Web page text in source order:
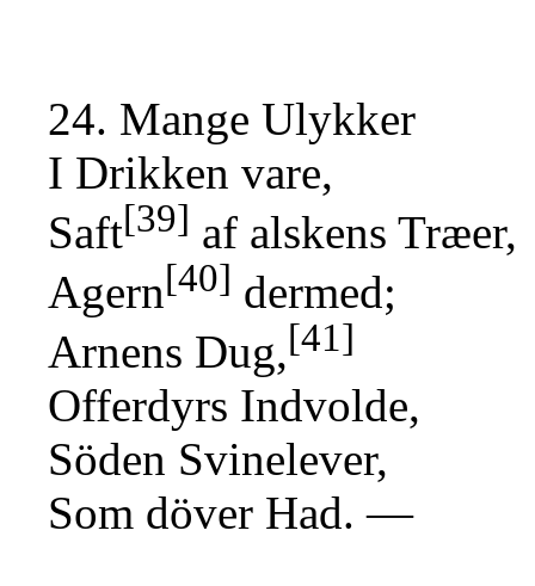
24. Mange Ulykker
I Drikken vare,
Saft[39] af alskens Træer,
Agern[40] dermed;
Arnens Dug,[41]
Offerdyrs Indvolde,
Söden Svinelever,
Som döver Had. —